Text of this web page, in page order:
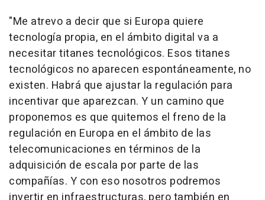
"Me atrevo a decir que si Europa quiere
tecnología propia, en el ámbito digital va a
necesitar titanes tecnológicos. Esos titanes
tecnológicos no aparecen espontáneamente, no
existen. Habrá que ajustar la regulación para
incentivar que aparezcan. Y un camino que
proponemos es que quitemos el freno de la
regulación en Europa en el ámbito de las
telecomunicaciones en términos de la
adquisición de escala por parte de las
compañías. Y con eso nosotros podremos